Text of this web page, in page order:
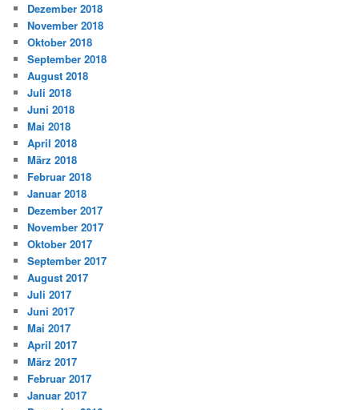
Dezember 2018
November 2018
Oktober 2018
September 2018
August 2018
Juli 2018
Juni 2018
Mai 2018
April 2018
März 2018
Februar 2018
Januar 2018
Dezember 2017
November 2017
Oktober 2017
September 2017
August 2017
Juli 2017
Juni 2017
Mai 2017
April 2017
März 2017
Februar 2017
Januar 2017